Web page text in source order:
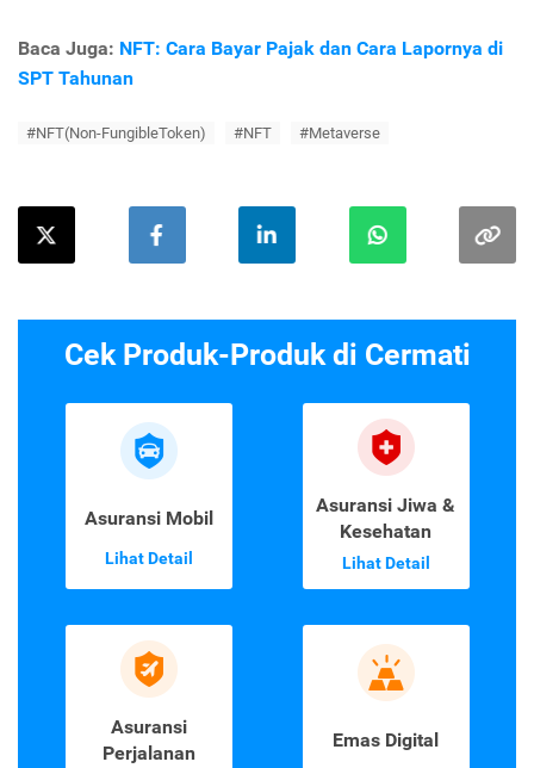
Baca Juga: NFT: Cara Bayar Pajak dan Cara Lapornya di
SPT Tahunan
#NFT(Non-FungibleToken) #NFT #Metaverse
Cek Produk-Produk di Cermati
Asuransi Mobil
Lihat Detail
Asuransi Jiwa &
Kesehatan
Lihat Detail
Asuransi
Perjalanan
Emas Digital